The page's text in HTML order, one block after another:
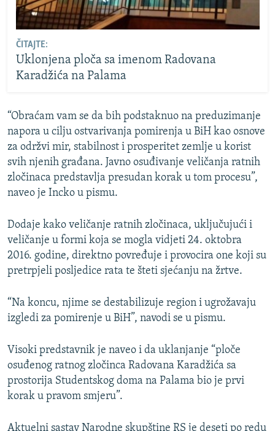
ČITAJTE:
Uklonjena ploča sa imenom Radovana
Karadžića na Palama
“Obraćam vam se da bih podstaknuo na preduzimanje
napora u cilju ostvarivanja pomirenja u BiH kao osnove
za održvi mir, stabilnost i prosperitet zemlje u korist
svih njenih građana. Javno osuđivanje veličanja ratnih
zločinaca predstavlja presudan korak u tom procesu”,
naveo je Incko u pismu.
Dodaje kako veličanje ratnih zločinaca, uključujući i
veličanje u formi koja se mogla vidjeti 24. oktobra
2016. godine, direktno povređuje i provocira one koji su
pretrpjeli posljedice rata te šteti sjećanju na žrtve.
“Na koncu, njime se destabilizuje region i ugrožavaju
izgledi za pomirenje u BiH”, navodi se u pismu.
Visoki predstavnik je naveo i da uklanjanje “ploče
osuđenog ratnog zločinca Radovana Karadžića sa
prostorija Studentskog doma na Palama bio je prvi
korak u pravom smjeru”.
Aktuelni sastav Narodne skupštine RS je deseti po redu